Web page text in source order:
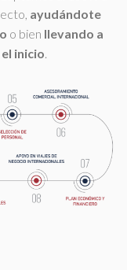
ayudándote
o bien llevando a
inicio